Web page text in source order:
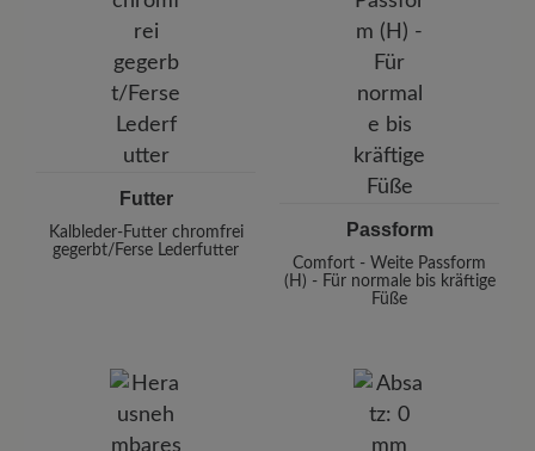
Futter
Kalbleder-Futter chromfrei
gegerbt/Ferse Lederfutter
Passform
Comfort - Weite Passform
(H) - Für normale bis kräftige
Füße